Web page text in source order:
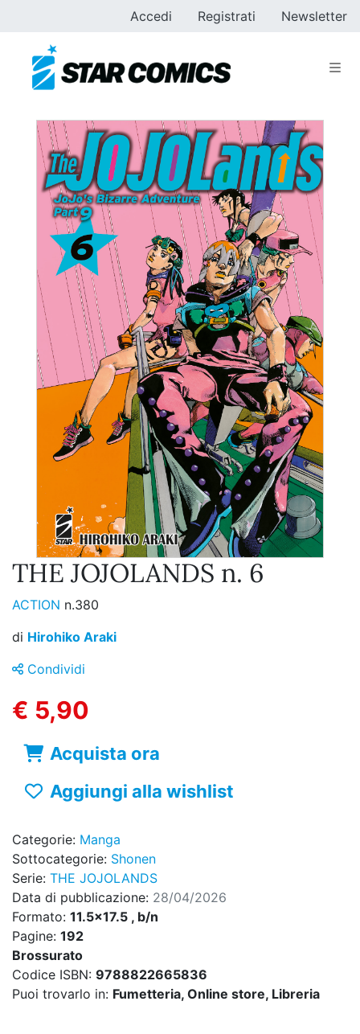
Accedi Registrati Newsletter
THE JOJOLANDS n. 6
ACTION n.380
di Hirohiko Araki
Condividi
€ 5,90
Acquista ora
Aggiungi alla wishlist
Categorie: Manga
Sottocategorie: Shonen
Serie: THE JOJOLANDS
Data di pubblicazione: 28/04/2026
Formato: 11.5x17.5 , b/n
Pagine: 192
Brossurato
Codice ISBN: 9788822665836
Puoi trovarlo in: Fumetteria, Online store, Libreria